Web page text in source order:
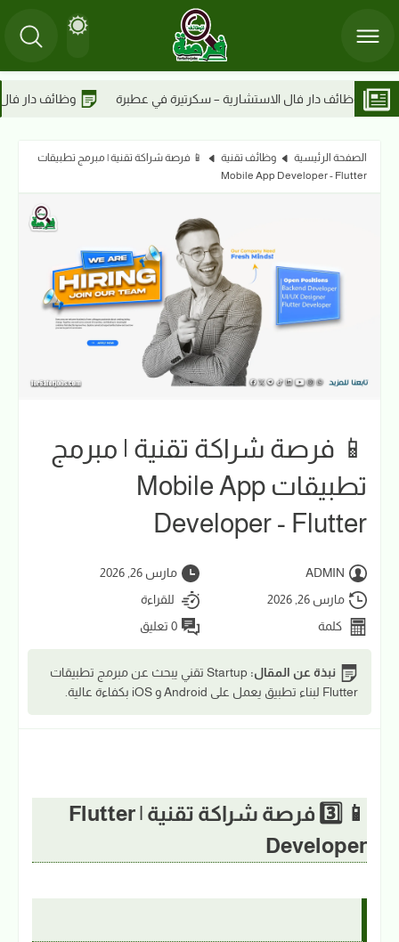
سكرتيرة في عطبرة وظائف دار فال الاستشارية – أخصائي مدني في
الصفحة الرئيسية وظائف تقنية
📱 فرصة شراكة تقنية | مبرمج تطبيقات
Mobile App Developer - Flutter
📱 فرصة شراكة تقنية | مبرمج
تطبيقات Mobile App
Developer - Flutter
ADMIN
مارس 26, 2026
مارس 26, 2026
للقراءة
كلمة
0 تعليق
نبذة عن المقال:
Startup تقني يبحث عن مبرمج تطبيقات
Flutter لبناء تطبيق يعمل على Android و iOS بكفاءة عالية.
📱 3️⃣ فرصة شراكة تقنية | Flutter
Developer